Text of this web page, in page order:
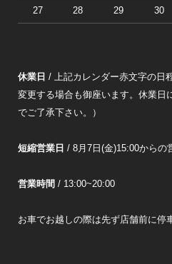
27 28 29 30
休業日 / 上記カレンダー赤文字の日
変更する場合も御座います。休業日
でご了承下さい。）
短縮営業日 / 8月7日(金)15:00からの
営業時間 / 13:00~20:00
お車でお越しの際は先ず店舗前に停